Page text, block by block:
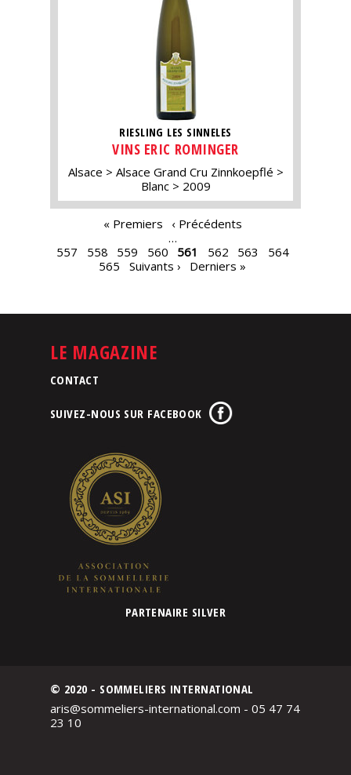
RIESLING LES SINNELES
VINS ERIC ROMINGER
Alsace
Alsace Grand Cru Zinnkoepflé
Blanc
2009
« Premiers
‹ Précédents
…
557
558 559 560 561 562 563
564
565
Suivants › Derniers »
LE MAGAZINE
CONTACT
SUIVEZ-NOUS SUR FACEBOOK
PARTENAIRE SILVER
© 2020 - SOMMELIERS INTERNATIONAL
aris@sommeliers-international.com - 05 47 74
23 10